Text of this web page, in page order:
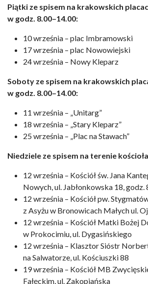
Piątki ze spisem na krakowskich
w godz. 8.00–14.00:
10 września – plac Imbramowski
17 września – plac Nowowiejski
24 września – Nowy Kleparz
Soboty ze spisem na krakowskich
w godz. 8.00–14.00:
11 września – „Unitarg”
18 września – „Stary Kleparz”
25 września – „Plac na Stawach”
Niedziele ze spisem na terenie
12 września – Kościół św. Jana
Nowych, ul. Jabłonkowska 18, godz.
12 września – Kościół pw.
z Asyżu w Bronowicach Małych ul.
12 września – Kościół Matki Bożej
w Prokocimiu, ul. Dygasińskiego
12 września – Klasztor Sióstr
na Salwatorze, ul. Kościuszki 88
19 września – Kościół MB
Fałęckim, ul. Zakopiańska